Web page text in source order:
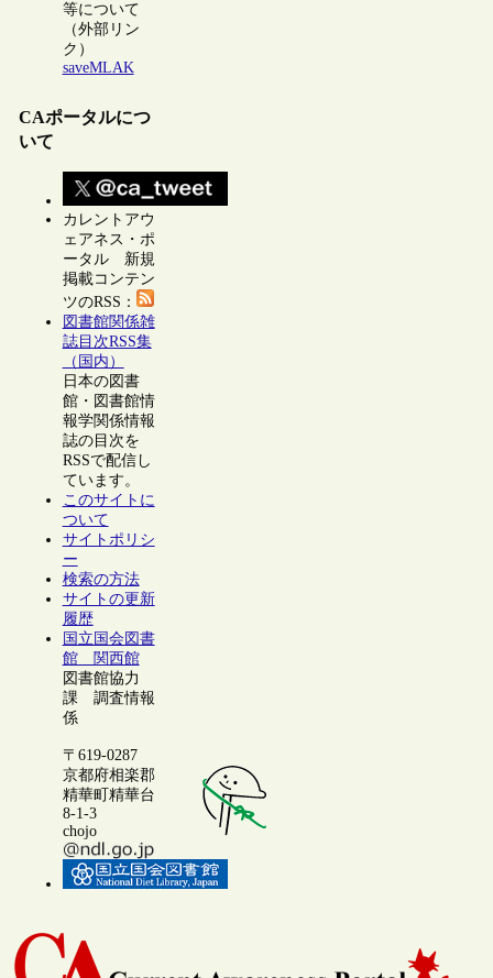
等について
（外部リン
ク）
saveMLAK
CAポータルにつ
いて
カレントアウ
ェアネス・ポ
ータル 新規
掲載コンテン
ツのRSS：
図書館関係雑
誌目次RSS集
（国内）
日本の図書
館・図書館情
報学関係情報
誌の目次を
RSSで配信し
ています。
このサイトに
ついて
サイトポリシ
ー
検索の方法
サイトの更新
履歴
国立国会図書
館 関西館
図書館協力
課 調査情報
係
〒619-0287
京都府相楽郡
精華町精華台
8-1-3
chojo